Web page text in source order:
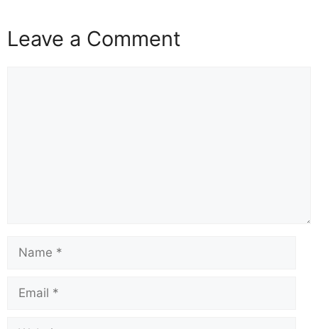
Leave a Comment